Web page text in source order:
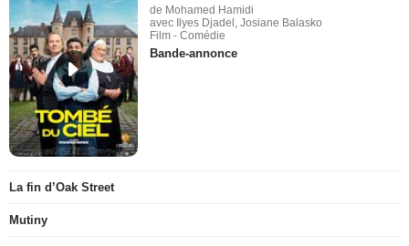
de Mohamed Hamidi
avec Ilyes Djadel, Josiane Balasko
Film - Comédie
Bande-annonce
La fin d’Oak Street
Mutiny